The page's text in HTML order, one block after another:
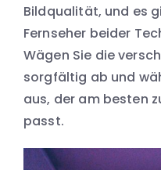
Bildqualität, und es
Fernseher beider
Wägen Sie die
sorgfältig ab und
aus, der am besten
passt.